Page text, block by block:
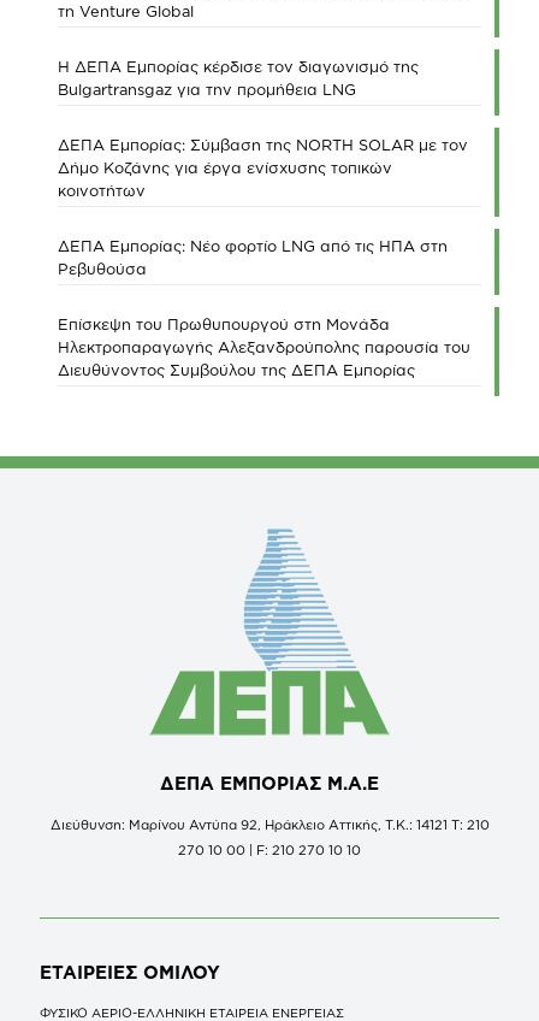
τη Venture Global
Η ΔΕΠΑ Εμπορίας κέρδισε τον διαγωνισμό της
Bulgartransgaz για την προμήθεια LNG
ΔΕΠΑ Εμπορίας: Σύμβαση της NORTH SOLAR με τον
Δήμο Κοζάνης για έργα ενίσχυσης τοπικών
κοινοτήτων
ΔΕΠΑ Εμπορίας: Νέο φορτίο LNG από τις ΗΠΑ στη
Ρεβυθούσα
Επίσκεψη του Πρωθυπουργού στη Μονάδα
Ηλεκτροπαραγωγής Αλεξανδρούπολης παρουσία του
Διευθύνοντος Συμβούλου της ΔΕΠΑ Εμπορίας
ΔΕΠΑ ΕΜΠΟΡΙΑΣ Μ.Α.Ε
Διεύθυνση: Μαρίνου Αντύπα 92, Ηράκλειο Αττικής, Τ.Κ.: 14121 Τ: 210
270 10 00 | F: 210 270 10 10
ΕΤΑΙΡΕΙΕΣ ΟΜΙΛΟΥ
ΦΥΣΙΚΟ ΑΕΡΙΟ-ΕΛΛΗΝΙΚΗ ΕΤΑΙΡΕΙΑ ΕΝΕΡΓΕΙΑΣ